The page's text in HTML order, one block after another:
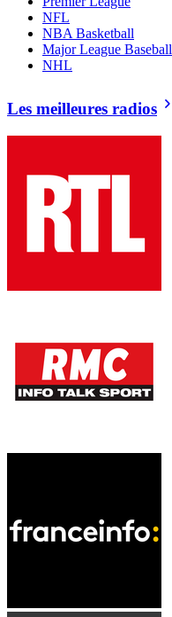
NFL
NBA Basketball
Major League Baseball
NHL
Les meilleures radios